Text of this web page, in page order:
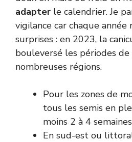
adapter le calendrier. Je
vigilance car chaque année
surprises : en 2023, la
bouleversé les périodes
nombreuses régions.
Pour les zones de
tous les semis en
moins 2 à 4
En sud-est ou